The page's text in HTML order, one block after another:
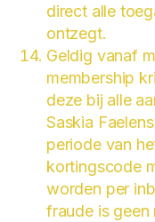
direct alle
ontzegt.
Geldig vanaf
membership
deze bij alle
Saskia
periode van
kortingscode
worden per
fraude is geen